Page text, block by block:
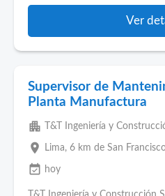
Ver
Supervisor de
Planta Manufactura
apartment T&T Ingeniería y
place Lima, 6 km de San
event_available hoy